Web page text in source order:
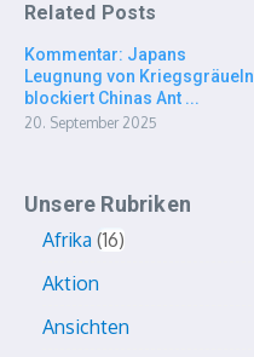
Related Posts
Kommentar: Japans
Leugnung von Kriegsgräueln
blockiert Chinas Ant ...
20. September 2025
Unsere Rubriken
Afrika 16
Aktion
Ansichten